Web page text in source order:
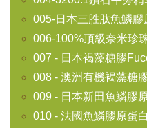
005-日本三胜肽魚鱗
006-100%頂級奈米珍
007 - 日本褐藻糖膠
008 - 澳洲有機褐藻糖
009 - 日本新田魚鱗膠
010 - 法國魚鱗膠原蛋